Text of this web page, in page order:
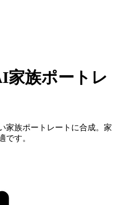
家族ポートレ
家族ポートレートに合成。家
です。